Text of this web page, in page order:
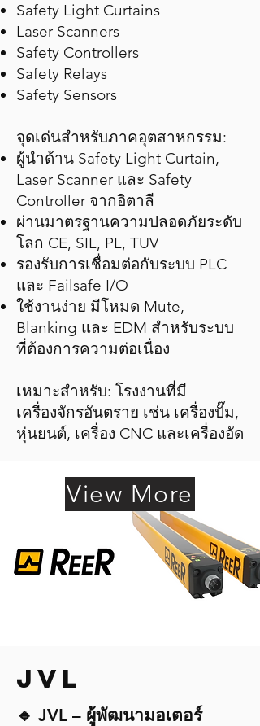
Safety Light Curtains
Laser Scanners
Safety Controllers
Safety Relays
Safety Sensors
จุดเด่นสำหรับภาคอุตสาหกรรม:
ผู้นำด้าน Safety Light Curtain,
Laser Scanner และ Safety
Controller จากอิตาลี
ผ่านมาตรฐานความปลอดภัยระดับ
โลก CE, SIL, PL, TUV
รองรับการเชื่อมต่อกับระบบ PLC
และ Failsafe I/O
ใช้งานง่าย มีโหมด Mute,
Blanking และ EDM สำหรับระบบ
ที่ต้องการความต่อเนื่อง
เหมาะสำหรับ: โรงงานที่มี
เครื่องจักรอันตราย เช่น เครื่องปั๊ม,
หุ่นยนต์, เครื่อง CNC และเครื่องอัด
View More
JVL
🔹 JVL – ผู้พัฒนามอเตอร์